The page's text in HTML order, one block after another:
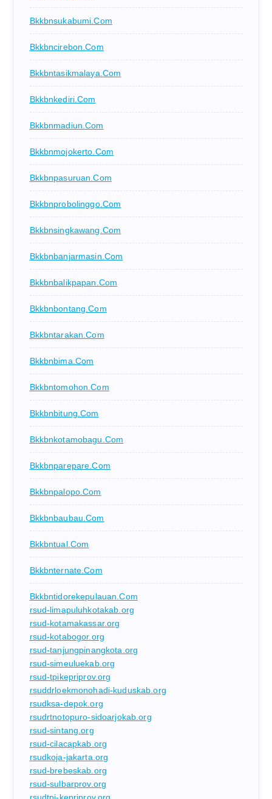
Bkkbnsukabumi.com
Bkkbncirebon.com
Bkkbntasikmalaya.com
Bkkbnkediri.com
Bkkbnmadiun.com
Bkkbnmojokerto.com
Bkkbnpasuruan.com
Bkkbnprobolinggo.com
Bkkbnsingkawang.com
Bkkbnbanjarmasin.com
Bkkbnbalikpapan.com
Bkkbnbontang.com
Bkkbntarakan.com
Bkkbnbima.com
Bkkbntomohon.com
Bkkbnbitung.com
Bkkbnkotamobagu.com
Bkkbnparepare.com
Bkkbnpalopo.com
Bkkbnbaubau.com
Bkkbntual.com
Bkkbnternate.com
Bkkbntidorekepulauan.com
rsud-limapuluhkotakab.org
rsud-kotamakassar.org
rsud-kotabogor.org
rsud-tanjungpinangkota.org
rsud-simeuluekab.org
rsud-tpikepriprov.org
rsuddrloekmonohadi-kuduskab.org
rsudksa-depok.org
rsudrtnotopuro-sidoarjokab.org
rsud-sintang.org
rsud-cilacapkab.org
rsudkoja-jakarta.org
rsud-brebeskab.org
rsud-sulbarprov.org
rsudtpi-kepriprov.org